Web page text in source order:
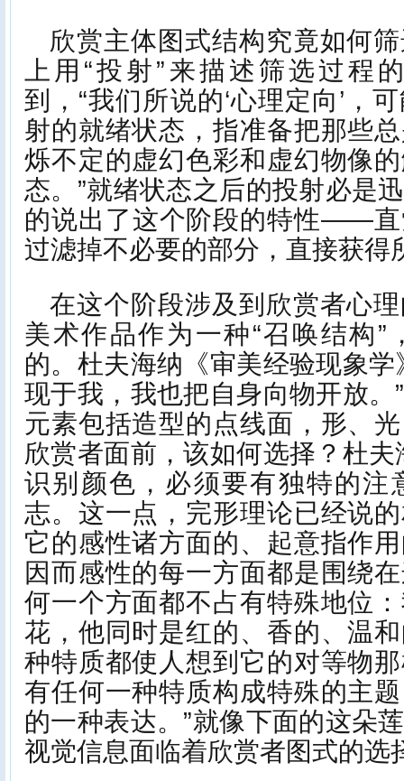
欣赏主体图式结构究竟如何
上用“投射”来描述筛选过程
到，“我们所说的‘心理定向’，
射的就绪状态，指准备把那些
烁不定的虚幻色彩和虚幻物像
态。”就绪状态之后的投射必是
的说出了这个阶段的特性——直
过滤掉不必要的部分，直接获得
在这个阶段涉及到欣赏者心
美术作品作为一种“召唤结构”
的。杜夫海纳《审美经验现象学
现于我，我也把自身向物开放。
元素包括造型的点线面，形、
欣赏者面前，该如何选择？杜夫
识别颜色，必须要有独特的注
志。这一点，完形理论已经说
它的感性诸方面的、起意指作
因而感性的每一方面都是围绕
何一个方面都不占有特殊地位
花，他同时是红的、香的、温
种特质都使人想到它的对等物
有任何一种特质构成特殊的主
的一种表达。”就像下面的这朵
视觉信息面临着欣赏者图式的选